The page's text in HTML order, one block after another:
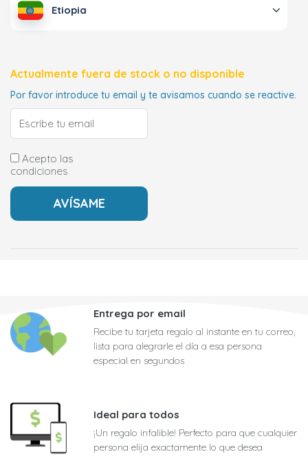
Etiopia
Actualmente fuera de stock o no disponible
Por favor introduce tu email y te avisamos cuando se reactive.
Acepto las
condiciones
Entrega por email
Recibe tu tarjeta regalo al instante en tu correo,
lista para alegrarle el día a esa persona
especial en segundos
Ideal para todos
¡Un regalo infalible! Perfecto para que cualquier
persona elija exactamente lo que desea